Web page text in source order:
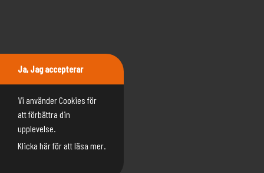
Ja, Jag accepterar
Vi använder Cookies för
att förbättra din
upplevelse.
Klicka här för att läsa mer.